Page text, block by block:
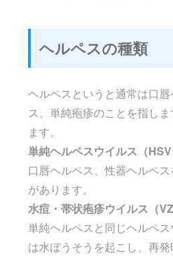
ヘルペスの種類
ヘルペスというと通常は口
ス、単純疱疹のことを指し
ます。
単純ヘルペスウイルス（HSV
口唇ヘルペス、性器ヘルペ
があります。
水痘・帯状疱疹ウイルス（
単純ヘルペスと同じヘルペ
は水ぼうそうを起こし、再